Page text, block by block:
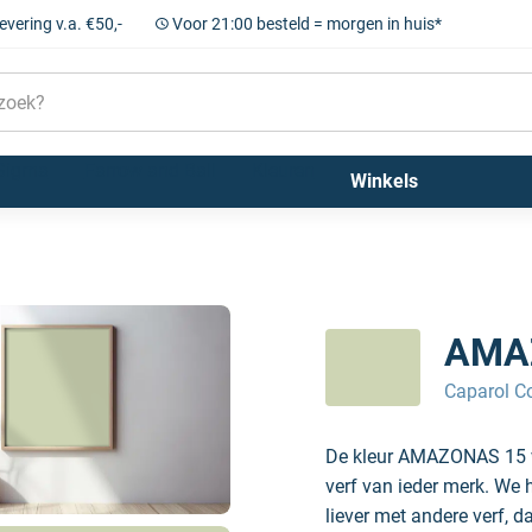
v.a. €50,- Voor 21:00 besteld = morgen in huis*
Winkels
Caparol
De kleur AMAZONAS
verf van ieder merk. We
liever met andere verf,